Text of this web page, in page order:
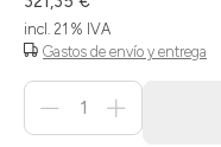
incl. 21 % IVA
Gastos de envío y entrega
No